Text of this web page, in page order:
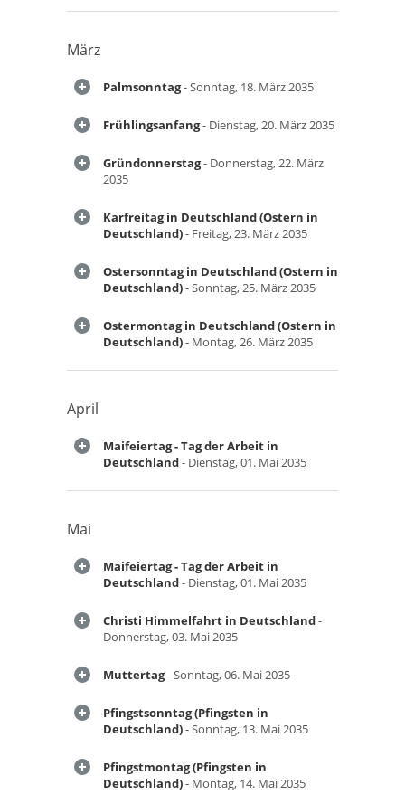
März
Palmsonntag- Sonntag, 18. März 2035
Frühlingsanfang- Dienstag, 20. März 2035
Gründonnerstag- Donnerstag, 22. März
2035
Karfreitag in Deutschland (Ostern in
Deutschland)- Freitag, 23. März 2035
Ostersonntag in Deutschland (Ostern in
Deutschland)- Sonntag, 25. März 2035
Ostermontag in Deutschland (Ostern in
Deutschland)- Montag, 26. März 2035
April
Maifeiertag - Tag der Arbeit in
Deutschland- Dienstag, 01. Mai 2035
Mai
Maifeiertag - Tag der Arbeit in
Deutschland- Dienstag, 01. Mai 2035
Christi Himmelfahrt in Deutschland-
Donnerstag, 03. Mai 2035
Muttertag- Sonntag, 06. Mai 2035
Pfingstsonntag (Pfingsten in
Deutschland)- Sonntag, 13. Mai 2035
Pfingstmontag (Pfingsten in
Deutschland)- Montag, 14. Mai 2035